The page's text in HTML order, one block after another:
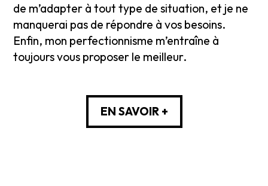
de m’adapter à tout type de situation, et je ne
manquerai pas de répondre à vos besoins.
Enfin, mon perfectionnisme m’entraîne à
toujours vous proposer le meilleur.
EN SAVOIR +